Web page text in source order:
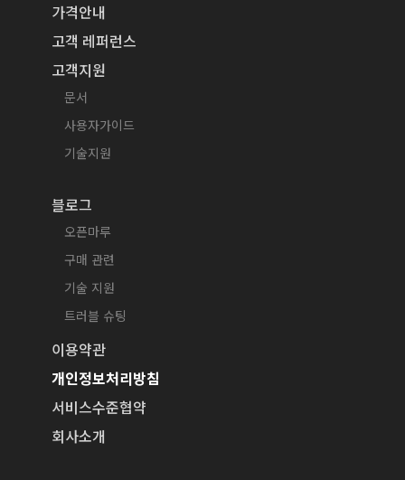
가격안내
고객 레퍼런스
고객지원
문서
사용자가이드
기술지원
블로그
오픈마루
구매 관련
기술 지원
트러블 슈팅
이용약관
개인정보처리방침
서비스수준협약
회사소개